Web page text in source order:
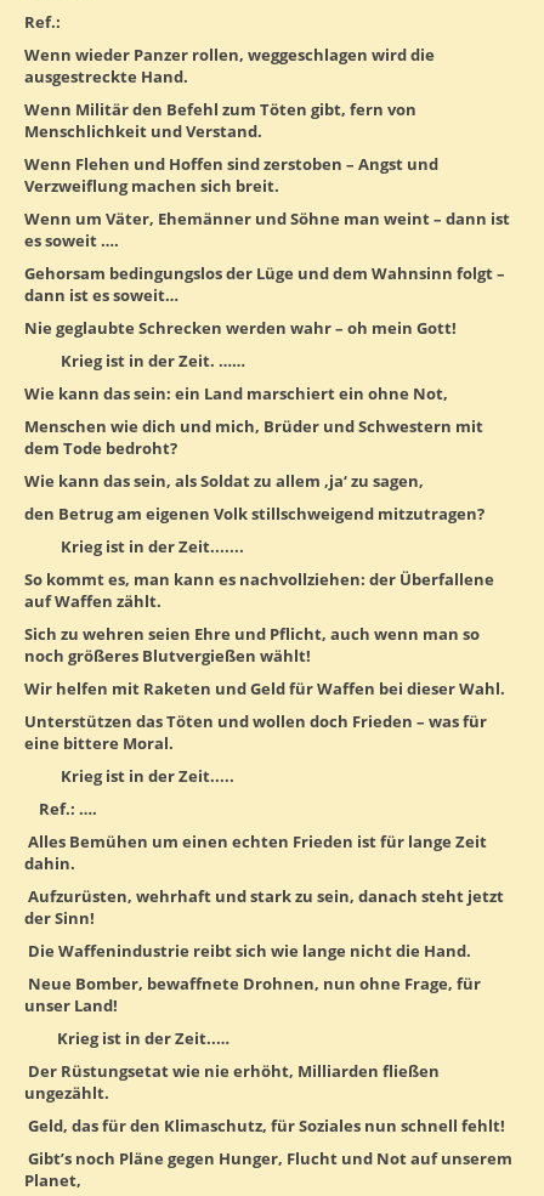
Ref.:
Wenn wieder Panzer rollen, weggeschlagen wird die
ausgestreckte Hand.
Wenn Militär den Befehl zum Töten gibt, fern von
Menschlichkeit und Verstand.
Wenn Flehen und Hoffen sind zerstoben – Angst und
Verzweiflung machen sich breit.
Wenn um Väter, Ehemänner und Söhne man weint – dann ist
es soweit ….
Gehorsam bedingungslos der Lüge und dem Wahnsinn folgt –
dann ist es soweit…
Nie geglaubte Schrecken werden wahr – oh mein Gott!
Krieg ist in der Zeit. ……
Wie kann das sein: ein Land marschiert ein ohne Not,
Menschen wie dich und mich, Brüder und Schwestern mit
dem Tode bedroht?
Wie kann das sein, als Soldat zu allem ‚ja‘ zu sagen,
den Betrug am eigenen Volk stillschweigend mitzutragen?
Krieg ist in der Zeit.......
So kommt es, man kann es nachvollziehen: der Überfallene
auf Waffen zählt.
Sich zu wehren seien Ehre und Pflicht, auch wenn man so
noch größeres Blutvergießen wählt!
Wir helfen mit Raketen und Geld für Waffen bei dieser Wahl.
Unterstützen das Töten und wollen doch Frieden – was für
eine bittere Moral.
Krieg ist in der Zeit.....
Ref.: ….
Alles Bemühen um einen echten Frieden ist für lange Zeit
dahin.
Aufzurüsten, wehrhaft und stark zu sein, danach steht jetzt
der Sinn!
Die Waffenindustrie reibt sich wie lange nicht die Hand.
Neue Bomber, bewaffnete Drohnen, nun ohne Frage, für
unser Land!
Krieg ist in der Zeit..…
Der Rüstungsetat wie nie erhöht, Milliarden fließen
ungezählt.
Geld, das für den Klimaschutz, für Soziales nun schnell fehlt!
Gibt’s noch Pläne gegen Hunger, Flucht und Not auf unserem
Planet,